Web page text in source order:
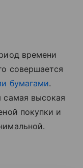
времени
совершается
бумагами.
самая высокая
покупки и